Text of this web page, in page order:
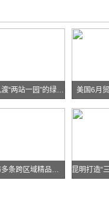
华能糯扎渡“两站一园”的绿色实践 美国6月
云南发布多条跨区域精品自驾线路